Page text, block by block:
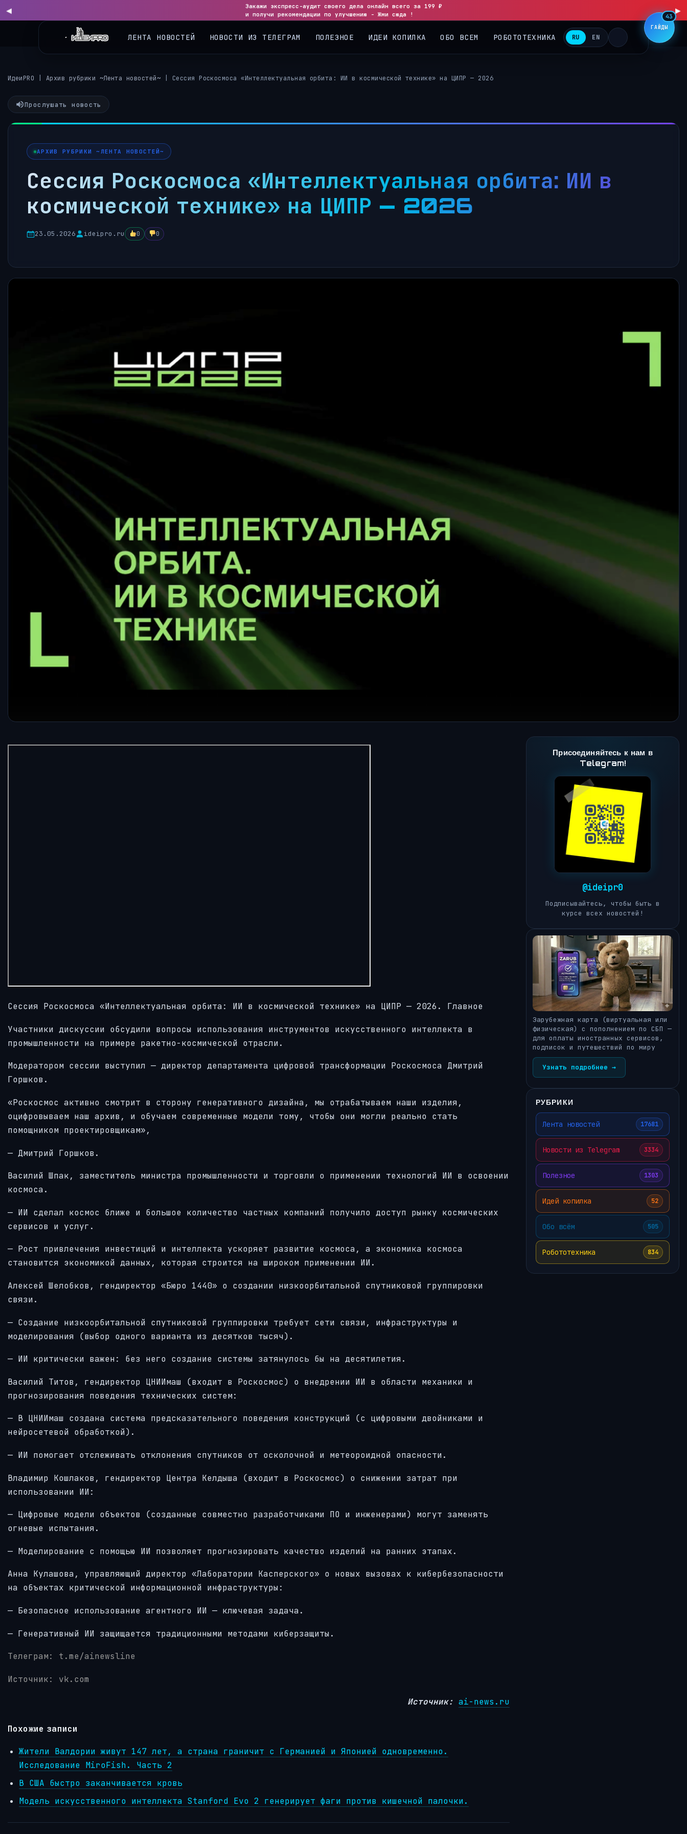
◀
Закажи экспресс-аудит своего дела онлайн всего за 199 ₽
и получи рекомендации по улучшению - Жми сюда !
▶
RU EN
ИдеиPRO Архив рубрики ~Лента новостей~ Сессия Роскосмоса «Интеллектуальная орбита: ИИ в космической технике» на ЦИПР — 2026
Прослушать новость
АРХИВ РУБРИКИ ~ЛЕНТА НОВОСТЕЙ~
Сессия Роскосмоса «Интеллектуальная орбита: ИИ в
космической технике» на ЦИПР — 2026
23.05.2026 ideipro.ru 0 0
Сессия Роскосмоса «Интеллектуальная орбита: ИИ в космической технике» на ЦИПР — 2026. Главное
Участники дискуссии обсудили вопросы использования инструментов искусственного интеллекта в
промышленности на примере ракетно-космической отрасли.
Модератором сессии выступил — директор департамента цифровой трансформации Роскосмоса Дмитрий
Горшков.
«Роскосмос активно смотрит в сторону генеративного дизайна, мы отрабатываем наши изделия,
оцифровываем наш архив, и обучаем современные модели тому, чтобы они могли реально стать
помощником проектировщикам»,
— Дмитрий Горшков.
Василий Шпак, заместитель министра промышленности и торговли о применении технологий ИИ в освоении
космоса.
— ИИ сделал космос ближе и большое количество частных компаний получило доступ рынку космических
сервисов и услуг.
— Рост привлечения инвестиций и интеллекта ускоряет развитие космоса, а экономика космоса
становится экономикой данных, которая строится на широком применении ИИ.
Алексей Шелобков, гендиректор «Бюро 1440» о создании низкоорбитальной спутниковой группировки
связи.
— Создание низкоорбитальной спутниковой группировки требует сети связи, инфраструктуры и
моделирования (выбор одного варианта из десятков тысяч).
— ИИ критически важен: без него создание системы затянулось бы на десятилетия.
Василий Титов, гендиректор ЦНИИмаш (входит в Роскосмос) о внедрении ИИ в области механики и
прогнозирования поведения технических систем:
— В ЦНИИмаш создана система предсказательного поведения конструкций (с цифровыми двойниками и
нейросетевой обработкой).
— ИИ помогает отслеживать отклонения спутников от осколочной и метеороидной опасности.
Владимир Кошлаков, гендиректор Центра Келдыша (входит в Роскосмос) о снижении затрат при
использовании ИИ:
— Цифровые модели объектов (созданные совместно разработчиками ПО и инженерами) могут заменять
огневые испытания.
— Моделирование с помощью ИИ позволяет прогнозировать качество изделий на ранних этапах.
Анна Кулашова, управляющий директор «Лаборатории Касперского» о новых вызовах к кибербезопасности
на объектах критической информационной инфраструктуры:
— Безопасное использование агентного ИИ — ключевая задача.
— Генеративный ИИ защищается традиционными методами киберзащиты.
Телеграм: t.me/ainewsline
Источник: vk.com
Источник: ai-news.ru
Похожие записи
Жители Валдории живут 147 лет, а страна граничит с Германией и Японией одновременно.
Исследование MiroFish. Часть 2
В США быстро заканчивается кровь
Модель искусственного интеллекта Stanford Evo 2 генерирует фаги против кишечной палочки.
Присоединяйтесь к нам в
Telegram!
@ideipr0
Подписывайтесь, чтобы быть в
курсе всех новостей!
Зарубежная карта (виртуальная или
физическая) с пополнением по СБП —
для оплаты иностранных сервисов,
подписок и путешествий по миру
Узнать подробнее →
РУБРИКИ
Лента новостей 17681
Новости из Telegram 3334
Полезное 1303
Идей копилка 52
Обо всём 505
Робототехника 834
ГАЙДЫ
43